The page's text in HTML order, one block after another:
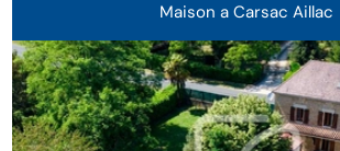
Maison a Carsac Aillac